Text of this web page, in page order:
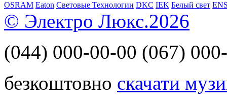
OSRAM Eaton Световые Технологии DKC IEK Белый свет
© Электро Люкс.2026
(044) 000-00-00 (067)
безкоштовно скачати